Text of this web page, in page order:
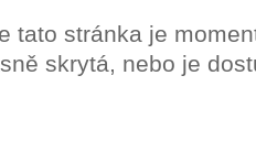
tato stránka je
skrytá, nebo je